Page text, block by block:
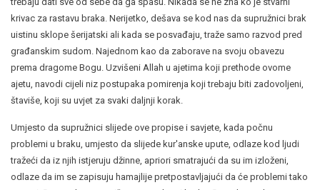
krivac za rastavu braka. Nerijetko, dešava se kod nas da supružnici brak
uistinu sklope šerijatski ali kada se posvađaju, traže samo razvod pred
građanskim sudom. Najednom kao da zaborave na svoju obavezu
prema dragome Bogu. Uzvišeni Allah u ajetima koji prethode ovome
ajetu, navodi cijeli niz postupaka pomirenja koji trebaju biti zadovoljeni,
štaviše, koji su uvjet za svaki daljnji korak.
Umjesto da supružnici slijede ove propise i savjete, kada počnu
problemi u braku, umjesto da slijede kur'anske upute, odlaze kod ljudi
tražeći da iz njih istjeruju džinne, apriori smatrajući da su im izloženi,
odlaze da im se zapisuju hamajlije pretpostavljajući da će problemi tako